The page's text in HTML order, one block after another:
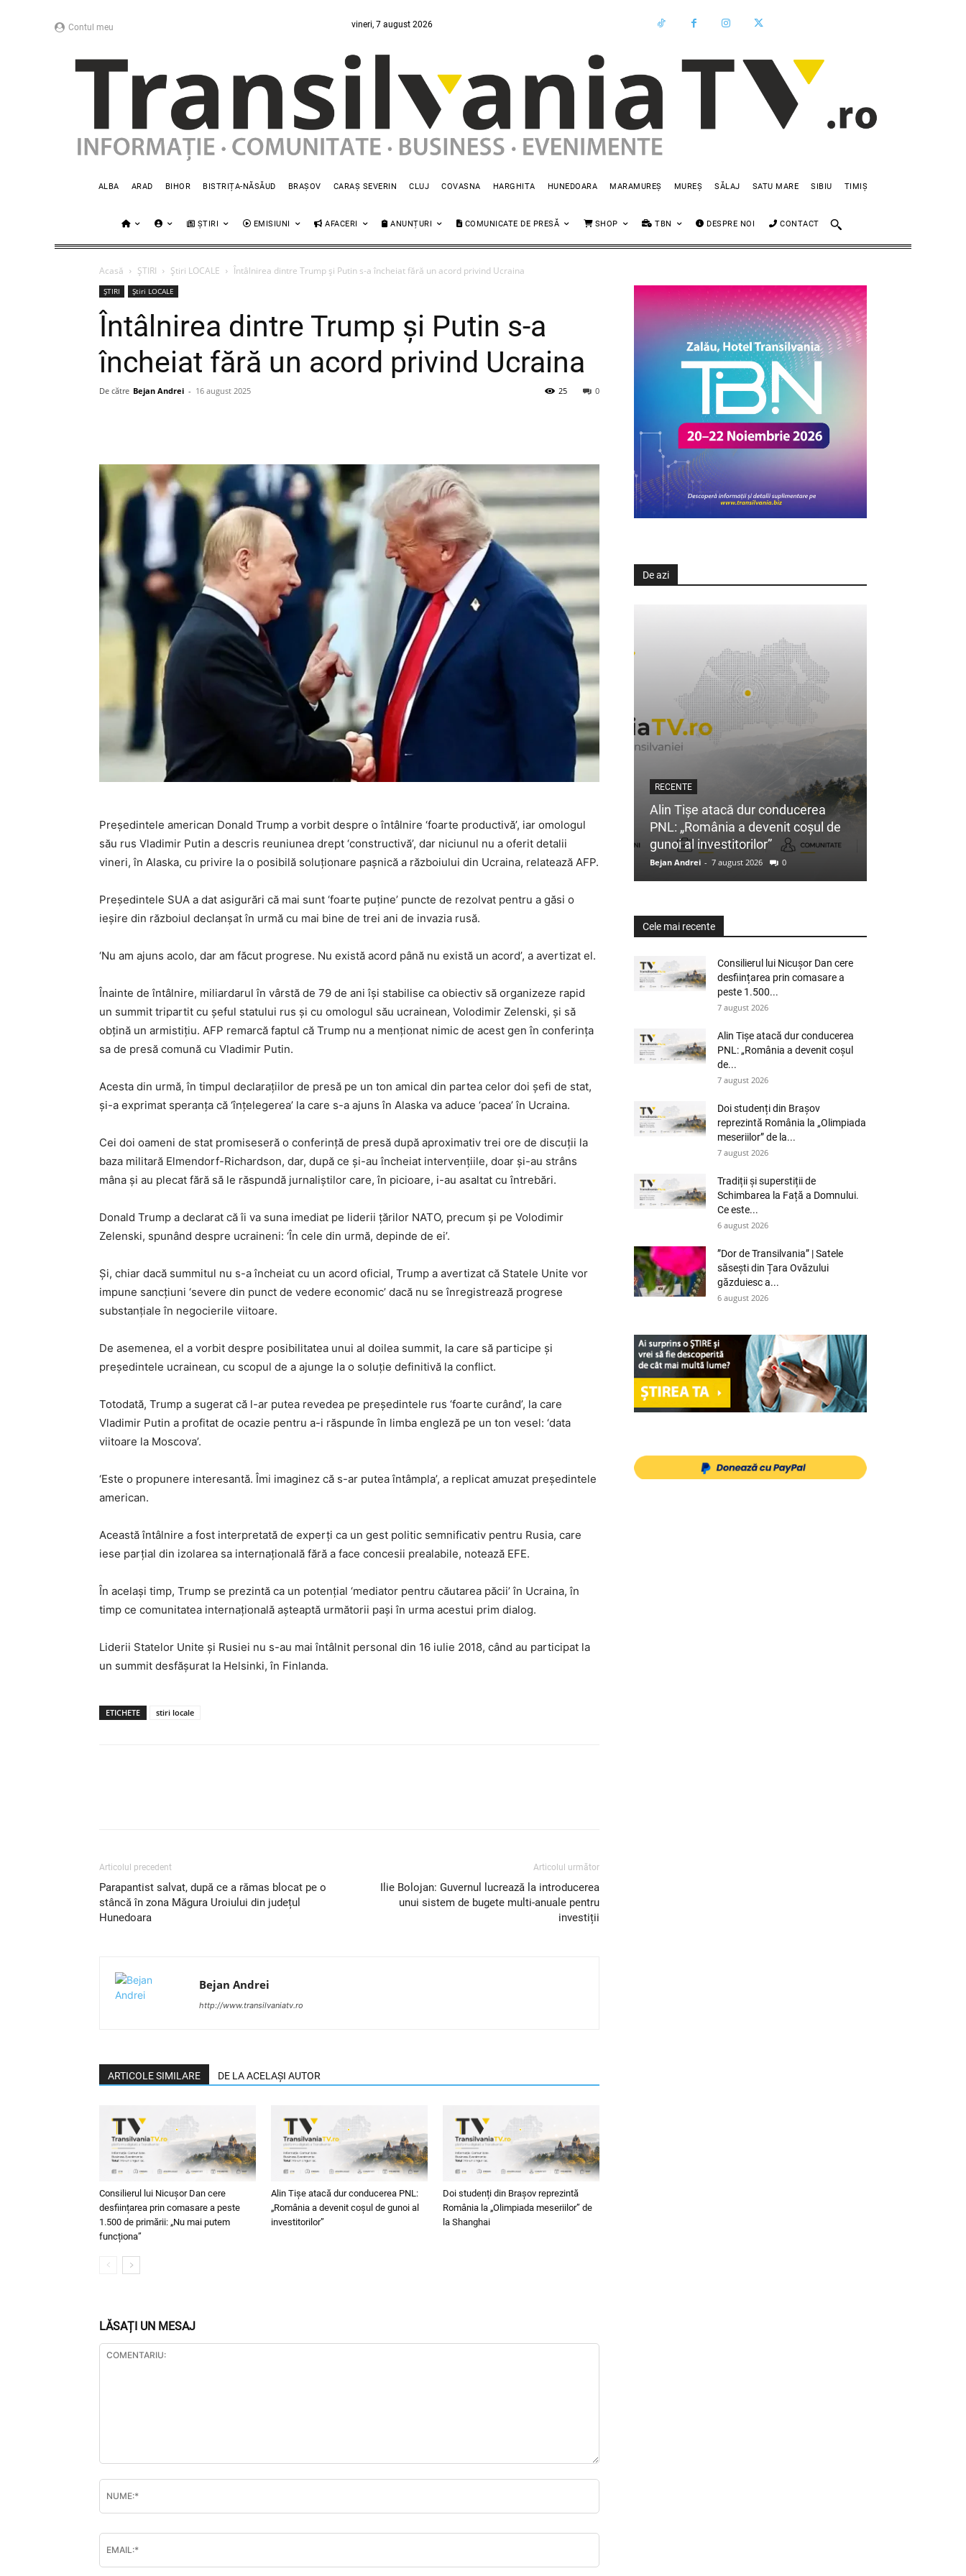
Contul meu vineri, 7 august 2026
ALBA ARAD BIHOR BISTRIȚA-NĂSĂUD BRAȘOV CARAȘ SEVERIN CLUJ COVASNA HARGHITA HUNEDOARA MARAMUREȘ MUREȘ SĂLAJ SATU MARE SIBIU TIMIȘ
ȘTIRI EMISIUNI AFACERI ANUNȚURI COMUNICATE DE PRESĂ SHOP TBN DESPRE NOI CONTACT
Acasă ȘTIRI Știri LOCALE Întâlnirea dintre Trump și Putin s-a încheiat fără un acord privind Ucraina
ȘTIRI Știri LOCALE
Întâlnirea dintre Trump și Putin s-a
încheiat fără un acord privind Ucraina
De către Bejan Andrei - 16 august 2025 0
25
Președintele american Donald Trump a vorbit despre o întâlnire ‘foarte productivă’, iar omologul
său rus Vladimir Putin a descris reuniunea drept ‘constructivă’, dar niciunul nu a oferit detalii
vineri, în Alaska, cu privire la o posibilă soluționare pașnică a războiului din Ucraina, relatează AFP.
Președintele SUA a dat asigurări că mai sunt ‘foarte puține’ puncte de rezolvat pentru a găsi o
ieșire din războiul declanșat în urmă cu mai bine de trei ani de invazia rusă.
‘Nu am ajuns acolo, dar am făcut progrese. Nu există acord până nu există un acord’, a avertizat el.
Înainte de întâlnire, miliardarul în vârstă de 79 de ani își stabilise ca obiectiv să organizeze rapid
un summit tripartit cu șeful statului rus și cu omologul său ucrainean, Volodimir Zelenski, și să
obțină un armistițiu. AFP remarcă faptul că Trump nu a menționat nimic de acest gen în conferința
sa de presă comună cu Vladimir Putin.
Acesta din urmă, în timpul declarațiilor de presă pe un ton amical din partea celor doi șefi de stat,
și-a exprimat speranța că ‘înțelegerea’ la care s-a ajuns în Alaska va aduce ‘pacea’ în Ucraina.
Cei doi oameni de stat promiseseră o conferință de presă după aproximativ trei ore de discuții la
baza militară Elmendorf-Richardson, dar, după ce și-au încheiat intervențiile, doar și-au strâns
mâna și au plecat fără să le răspundă jurnaliștilor care, în picioare, i-au asaltat cu întrebări.
Donald Trump a declarat că îi va suna imediat pe liderii țărilor NATO, precum și pe Volodimir
Zelenski, spunând despre ucraineni: ‘În cele din urmă, depinde de ei’.
Și, chiar dacă summitul nu s-a încheiat cu un acord oficial, Trump a avertizat că Statele Unite vor
impune sancțiuni ‘severe din punct de vedere economic’ dacă nu se înregistrează progrese
substanțiale în negocierile viitoare.
De asemenea, el a vorbit despre posibilitatea unui al doilea summit, la care să participe și
președintele ucrainean, cu scopul de a ajunge la o soluție definitivă la conflict.
Totodată, Trump a sugerat că l-ar putea revedea pe președintele rus ‘foarte curând’, la care
Vladimir Putin a profitat de ocazie pentru a-i răspunde în limba engleză pe un ton vesel: ‘data
viitoare la Moscova’.
‘Este o propunere interesantă. Îmi imaginez că s-ar putea întâmpla’, a replicat amuzat președintele
american.
Această întâlnire a fost interpretată de experți ca un gest politic semnificativ pentru Rusia, care
iese parțial din izolarea sa internațională fără a face concesii prealabile, notează EFE.
În același timp, Trump se prezintă ca un potențial ‘mediator pentru căutarea păcii’ în Ucraina, în
timp ce comunitatea internațională așteaptă următorii pași în urma acestui prim dialog.
Liderii Statelor Unite și Rusiei nu s-au mai întâlnit personal din 16 iulie 2018, când au participat la
un summit desfășurat la Helsinki, în Finlanda.
ETICHETE stiri locale
Articolul precedent
Parapantist salvat, după ce a rămas blocat pe o
stâncă în zona Măgura Uroiului din județul
Hunedoara
Articolul următor
Ilie Bolojan: Guvernul lucrează la introducerea
unui sistem de bugete multi-anuale pentru
investiții
Bejan Andrei
http://www.transilvaniatv.ro
ARTICOLE SIMILARE DE LA ACELAȘI AUTOR
Consilierul lui Nicușor Dan cere
desființarea prin comasare a peste
1.500 de primării: „Nu mai putem
funcționa”
Alin Tișe atacă dur conducerea PNL:
„România a devenit coșul de gunoi al
investitorilor”
Doi studenți din Brașov reprezintă
România la „Olimpiada meseriilor” de
la Shanghai
LĂSAȚI UN MESAJ
De azi
RECENTE
Alin Tișe atacă dur conducerea
PNL: „România a devenit coșul de
gunoi al investitorilor”
Bejan Andrei - 7 august 2026 0
Cele mai recente
Consilierul lui Nicușor Dan cere
desființarea prin comasare a
peste 1.500...
7 august 2026
Alin Tișe atacă dur conducerea
PNL: „România a devenit coșul
de...
7 august 2026
Doi studenți din Brașov
reprezintă România la „Olimpiada
meseriilor” de la...
7 august 2026
Tradiții și superstiții de
Schimbarea la Față a Domnului.
Ce este...
6 august 2026
”Dor de Transilvania” | Satele
săsești din Țara Ovăzului
găzduiesc a...
6 august 2026